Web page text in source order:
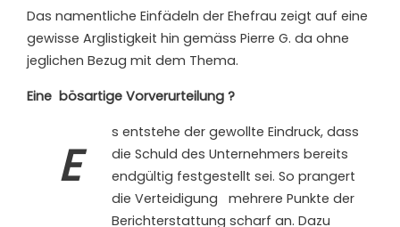
Das namentliche Einfädeln der Ehefrau zeigt auf eine
gewisse Arglistigkeit hin gemäss Pierre G. da ohne
jeglichen Bezug mit dem Thema.
Eine bösartige Vorverurteilung ?
E
s entstehe der gewollte Eindruck, dass
die Schuld des Unternehmers bereits
endgültig festgestellt sei. So prangert
die Verteidigung
mehrere Punkte der
Berichterstattung scharf an. Dazu